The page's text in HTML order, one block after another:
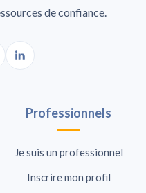
de confiance.
Professionnels
Je suis un professionnel
Inscrire mon profil